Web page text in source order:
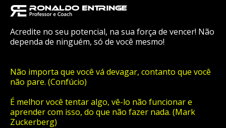
Acredite no seu potencial, na sua força de vencer! Não
dependa de ninguém, só de você mesmo!
Não importa que você vá devagar, contanto que você
não pare. (Confúcio)
É melhor você tentar algo, vê-lo não funcionar e
aprender com isso, do que não fazer nada. (Mark
Zuckerberg)